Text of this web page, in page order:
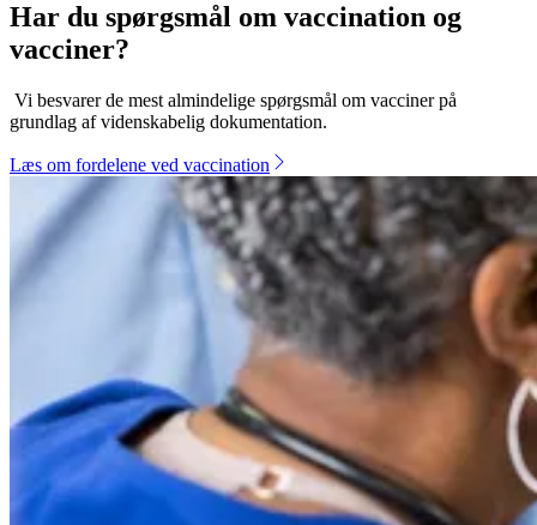
Har du spørgsmål om vaccination og
vacciner?
Vi besvarer de mest almindelige spørgsmål om vacciner på
grundlag af videnskabelig dokumentation.
Læs om fordelene ved vaccination